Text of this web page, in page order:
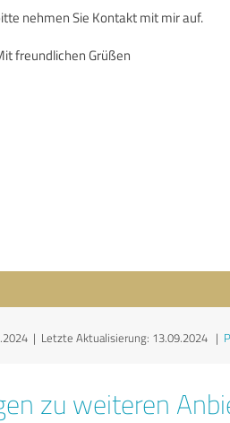
| Letzte Aktualisierung: 13.09.2024 |
zu weiteren